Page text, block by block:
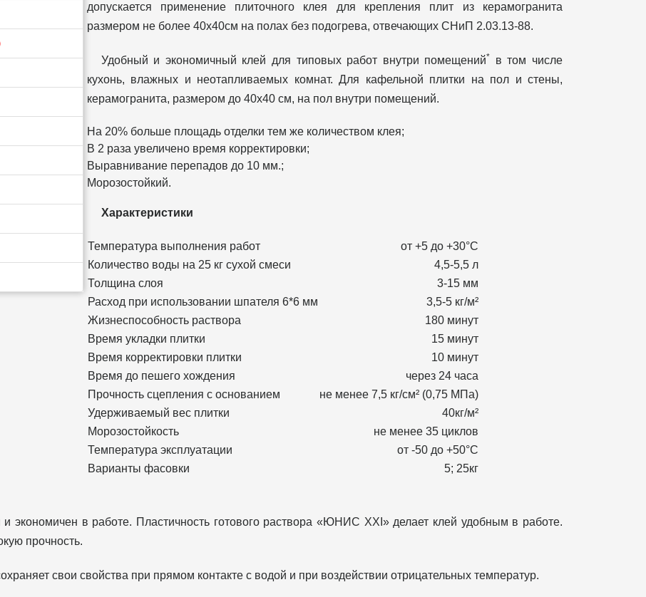
допускается применение плиточного клея для крепления плит из керамогранита
размером не более 40x40см на полах без подогрева, отвечающих СНиП 2.03.13-88.
Удобный и экономичный клей для типовых работ внутри помещений*
в том числе
кухонь, влажных и неотапливаемых комнат. Для кафельной плитки на пол и стены,
керамогранита, размером до 40х40 см, на пол внутри помещений.
На 20% больше площадь отделки тем же количеством клея;
В 2 раза увеличено время корректировки;
Выравнивание перепадов до 10 мм.;
Морозостойкий.
Характеристики
Температура выполнения работ
от +5 до +30°С
Количество воды на 25 кг сухой смеси
4,5-5,5 л
Толщина слоя
3-15 мм
Расход при использовании шпателя 6*6 мм
3,5-5 кг/м²
Жизнеспособность раствора
180 минут
Время укладки плитки
15 минут
Время корректировки плитки
10 минут
Время до пешего хождения
через 24 часа
Прочность сцепления с основанием
не менее 7,5 кг/см² (0,75 МПа)
Удерживаемый вес плитки
40кг/м²
Морозостойкость
не менее 35 циклов
Температура эксплуатации
от -50 до +50°С
Варианты фасовки
5; 25кг
в работе. Пластичность готового раствора «ЮНИС XXI» делает клей удобным в работе.
прочность.
свои свойства при прямом контакте с водой и при воздействии отрицательных температур.